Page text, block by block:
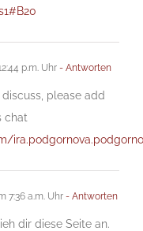
p.m. Uhr - Antworten
please add
chat
7:36 a.m. Uhr - Antworten
dir diese Seite an.